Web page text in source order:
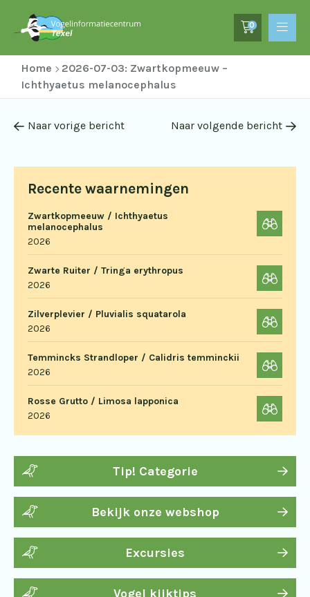
0
Home
2026-07-03: Zwartkopmeeuw –
Ichthyaetus melanocephalus
Recente waarnemingen
Zwartkopmeeuw / Ichthyaetus
melanocephalus
2026
Zwarte Ruiter / Tringa erythropus
2026
Zilverplevier / Pluvialis squatarola
2026
Temmincks Strandloper / Calidris temminckii
2026
Rosse Grutto / Limosa lapponica
2026
Tip! Categorie
Bekijk onze webshop
Excursies
Vogel kijktips
Naar vorige bericht Naar volgende bericht